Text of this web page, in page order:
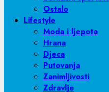
Ostalo
Lifestyle
Moda i ljepota
Hrana
Djeca
Putovanja
Zanimljivosti
Zdravlje